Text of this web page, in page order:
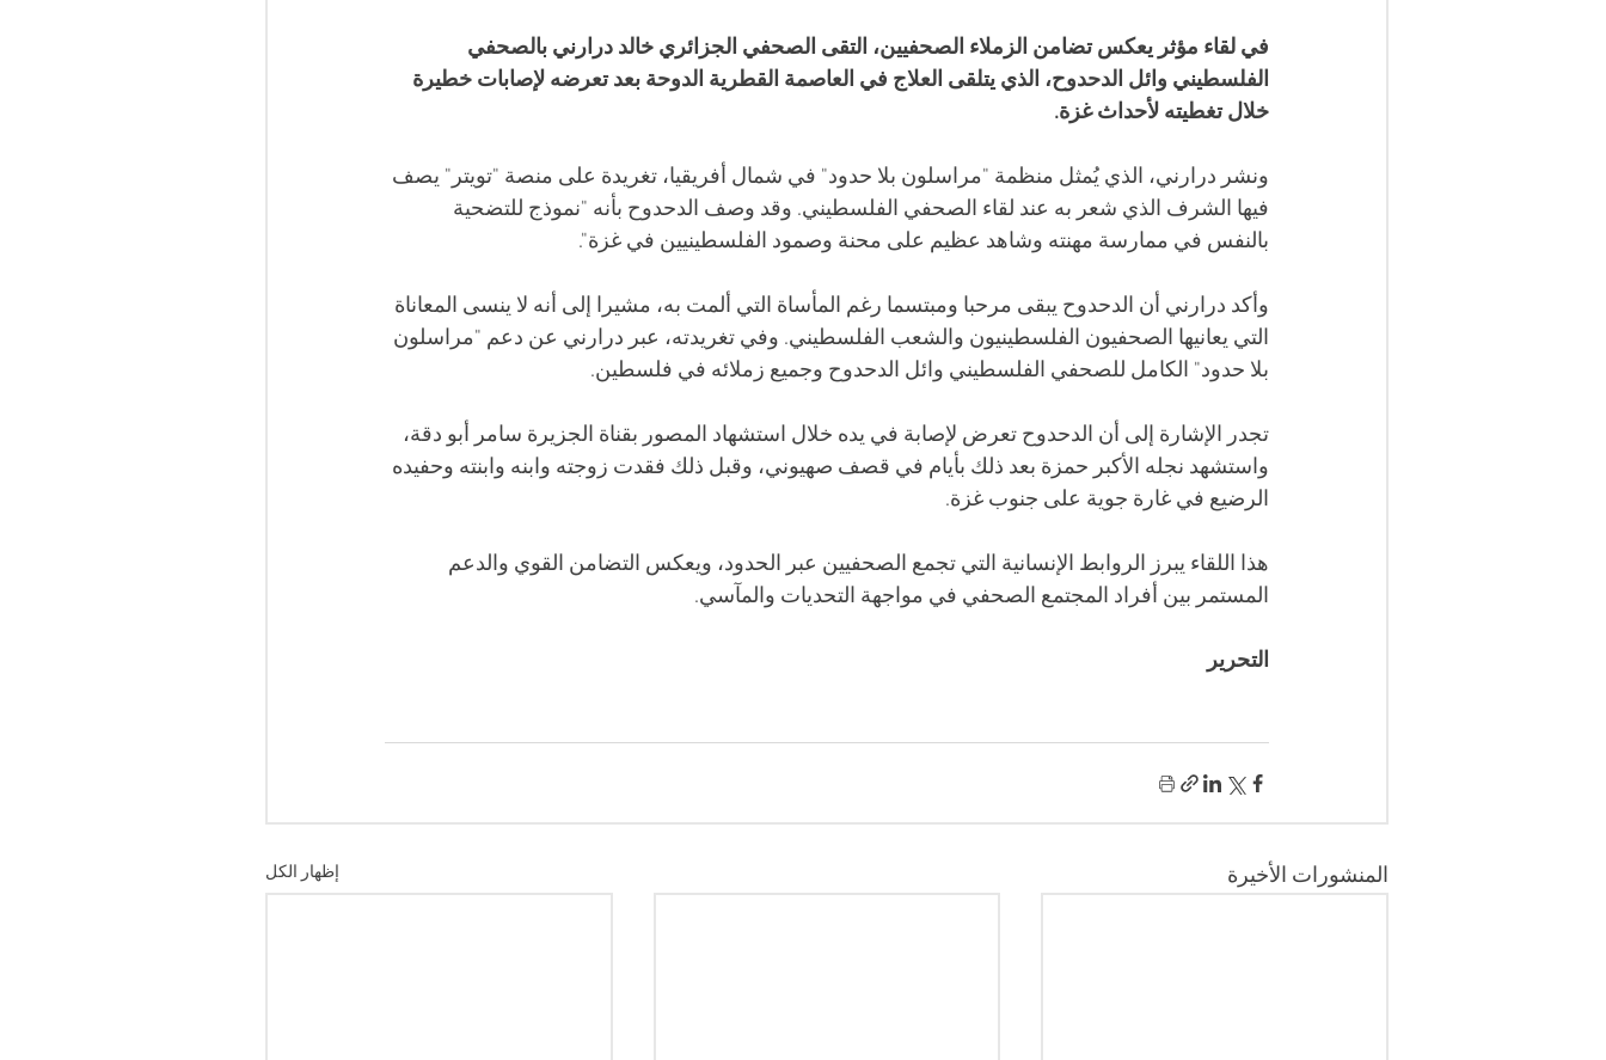
في لقاء مؤثر يعكس تضامن الزملاء الصحفيين، التقى الصحفي الجزائري خالد درارني بالصحفي
الفلسطيني وائل الدحدوح، الذي يتلقى العلاج في العاصمة القطرية الدوحة بعد تعرضه لإصابات خطيرة
خلال تغطيته لأحداث غزة.
ونشر درارني، الذي يُمثل منظمة "مراسلون بلا حدود" في شمال أفريقيا، تغريدة على منصة "تويتر" يصف
فيها الشرف الذي شعر به عند لقاء الصحفي الفلسطيني. وقد وصف الدحدوح بأنه "نموذج للتضحية
بالنفس في ممارسة مهنته وشاهد عظيم على محنة وصمود الفلسطينيين في غزة".
وأكد درارني أن الدحدوح يبقى مرحبا ومبتسما رغم المأساة التي ألمت به، مشيرا إلى أنه لا ينسى المعاناة
التي يعانيها الصحفيون الفلسطينيون والشعب الفلسطيني. وفي تغريدته، عبر درارني عن دعم "مراسلون
بلا حدود" الكامل للصحفي الفلسطيني وائل الدحدوح وجميع زملائه في فلسطين.
تجدر الإشارة إلى أن الدحدوح تعرض لإصابة في يده خلال استشهاد المصور بقناة الجزيرة سامر أبو دقة،
واستشهد نجله الأكبر حمزة بعد ذلك بأيام في قصف صهيوني، وقبل ذلك فقدت زوجته وابنه وابنته وحفيده
الرضيع في غارة جوية على جنوب غزة.
هذا اللقاء يبرز الروابط الإنسانية التي تجمع الصحفيين عبر الحدود، ويعكس التضامن القوي والدعم
المستمر بين أفراد المجتمع الصحفي في مواجهة التحديات والمآسي.
التحرير
المنشورات الأخيرة إظهار الكل